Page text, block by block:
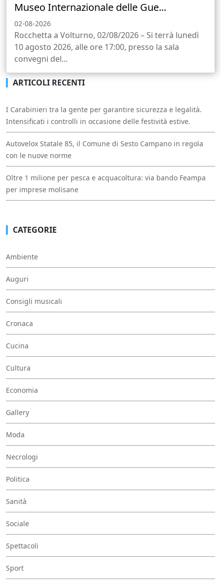
Museo Internazionale delle Gue...
02-08-2026
Rocchetta a Volturno, 02/08/2026 – Si terrà lunedì
10 agosto 2026, alle ore 17:00, presso la sala
convegni del...
ARTICOLI RECENTI
I Carabinieri tra la gente per garantire sicurezza e legalità.
Intensificati i controlli in occasione delle festività estive.
Autovelox Statale 85, il Comune di Sesto Campano in regola
con le nuove norme
Oltre 1 milione per pesca e acquacoltura: via bando Feampa
per imprese molisane
CATEGORIE
Ambiente
Auguri
Consigli musicali
Cronaca
Cucina
Cultura
Economia
Gallery
Moda
Necrologi
Politica
Sanità
Sociale
Spettacoli
Sport